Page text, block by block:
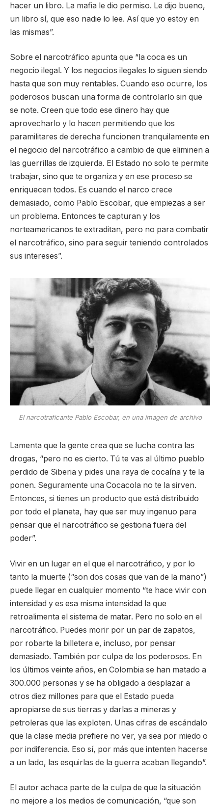
hacer un libro. La mafia le dio permiso. Le dijo bueno,
un libro sí, que eso nadie lo lee. Así que yo estoy en
las mismas”.
Sobre el narcotráfico apunta que “la coca es un
negocio ilegal. Y los negocios ilegales lo siguen siendo
hasta que son muy rentables. Cuando eso ocurre, los
poderosos buscan una forma de controlarlo sin que
se note. Creen que todo ese dinero hay que
aprovecharlo y lo hacen permitiendo que los
paramilitares de derecha funcionen tranquilamente en
el negocio del narcotráfico a cambio de que eliminen a
las guerrillas de izquierda. El Estado no solo te permite
trabajar, sino que te organiza y en ese proceso se
enriquecen todos. Es cuando el narco crece
demasiado, como Pablo Escobar, que empiezas a ser
un problema. Entonces te capturan y los
norteamericanos te extraditan, pero no para combatir
el narcotráfico, sino para seguir teniendo controlados
sus intereses”.
El narcotraficante Pablo Escobar, en una imagen de archivo
Lamenta que la gente crea que se lucha contra las
drogas, “pero no es cierto. Tú te vas al último pueblo
perdido de Siberia y pides una raya de cocaína y te la
ponen. Seguramente una Cocacola no te la sirven.
Entonces, si tienes un producto que está distribuido
por todo el planeta, hay que ser muy ingenuo para
pensar que el narcotráfico se gestiona fuera del
poder”.
Vivir en un lugar en el que el narcotráfico, y por lo
tanto la muerte (“son dos cosas que van de la mano”)
puede llegar en cualquier momento “te hace vivir con
intensidad y es esa misma intensidad la que
retroalimenta el sistema de matar. Pero no solo en el
narcotráfico. Puedes morir por un par de zapatos,
por robarte la billetera e, incluso, por pensar
demasiado. También por culpa de los poderosos. En
los últimos veinte años, en Colombia se han matado a
300.000 personas y se ha obligado a desplazar a
otros diez millones para que el Estado pueda
apropiarse de sus tierras y darlas a mineras y
petroleras que las exploten. Unas cifras de escándalo
que la clase media prefiere no ver, ya sea por miedo o
por indiferencia. Eso sí, por más que intenten hacerse
a un lado, las esquirlas de la guerra acaban llegando”.
El autor achaca parte de la culpa de que la situación
no mejore a los medios de comunicación, “que son